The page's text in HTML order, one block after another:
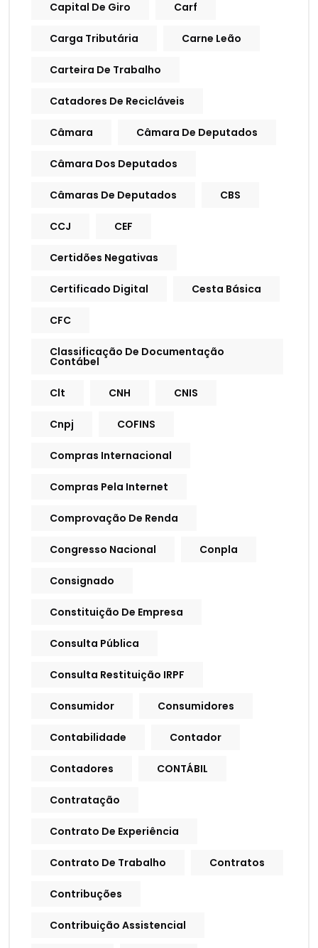
Capital De Giro Carf
Carga Tributária Carne Leão
Carteira De Trabalho
Catadores De Recicláveis
Câmara Câmara De Deputados
Câmara Dos Deputados
Câmaras De Deputados CBS
CCJ CEF
Certidões Negativas
Certificado Digital Cesta Básica
CFC
Classificação De Documentação
Contábel
Clt CNH CNIS
Cnpj COFINS
Compras Internacional
Compras Pela Internet
Comprovação De Renda
Congresso Nacional Conpla
Consignado
Constituição De Empresa
Consulta Pública
Consulta Restituição IRPF
Consumidor Consumidores
Contabilidade Contador
Contadores CONTÁBIL
Contratação
Contrato De Experiência
Contrato De Trabalho Contratos
Contribuções
Contribuição Assistencial